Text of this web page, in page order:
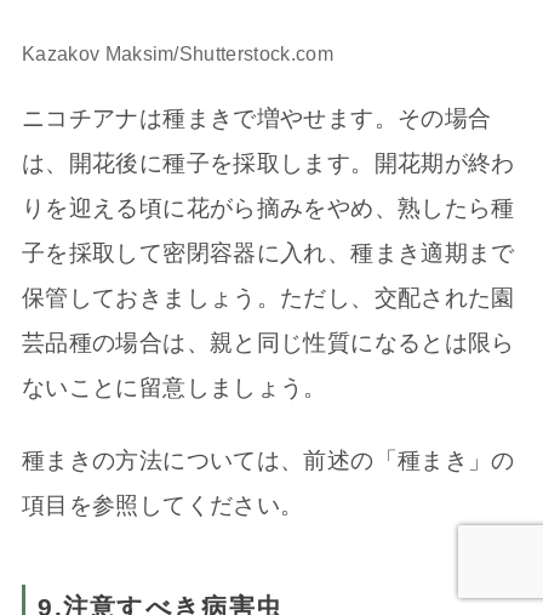
Kazakov Maksim/Shutterstock.com
ニコチアナは種まきで増やせます。その場合
は、開花後に種子を採取します。開花期が終わ
りを迎える頃に花がら摘みをやめ、熟したら種
子を採取して密閉容器に入れ、種まき適期まで
保管しておきましょう。ただし、交配された園
芸品種の場合は、親と同じ性質になるとは限ら
ないことに留意しましょう。
種まきの方法については、前述の「種まき」の
項目を参照してください。
9.注意すべき病害虫